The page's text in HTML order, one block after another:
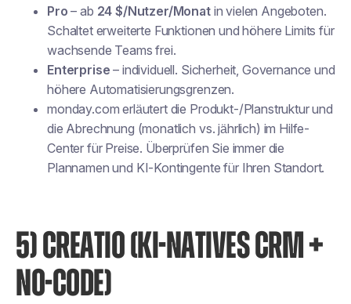
Pro – ab 24 $/Nutzer/Monatin vielen Angeboten.
Schaltet erweiterte Funktionen und höhere Limits für
wachsende Teams frei.
Enterprise – individuell. Sicherheit, Governance und
höhere Automatisierungsgrenzen.
monday.com erläutert die Produkt-/Planstruktur und
die Abrechnung (monatlich vs. jährlich) im Hilfe-
Center für Preise. Überprüfen Sie immer die
Plannamen und KI-Kontingente für Ihren Standort.
5) CREATIO (KI-NATIVES CRM +
NO-CODE)